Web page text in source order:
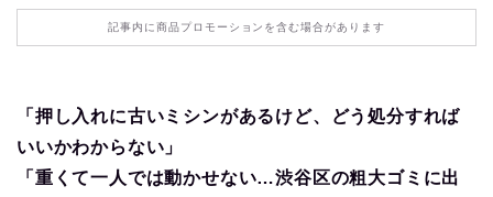
記事内に商品プロモーションを含む場合があります
「押し入れに古いミシンがあるけど、どう処分すれば
いいかわからない」
「重くて一人では動かせない…渋谷区の粗大ゴミに出